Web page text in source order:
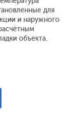
для
и наружного
объекта.